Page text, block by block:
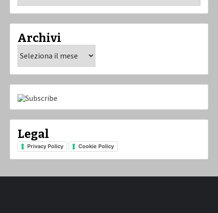
Archivi
Legal
Privacy Policy Cookie Policy